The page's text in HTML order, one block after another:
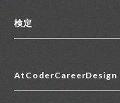
便利リンク集
2027年新卒採用求人一覧
中途採用求人一覧
検定
マイページ
AtCoderCareerDesign